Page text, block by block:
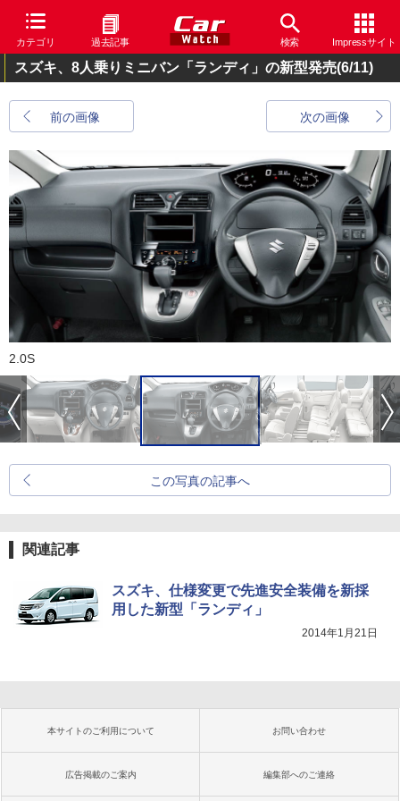
カテゴリ 過去記事 検索 Impressサイト
スズキ、8人乗りミニバン「ランディ」の新型発売(6/11)
前の画像 次の画像
2.0S
この写真の記事へ
関連記事
スズキ、仕様変更で先進安全装備を新採
用した新型「ランディ」
2014年1月21日
本サイトのご利用について お問い合わせ
広告掲載のご案内 編集部へのご連絡